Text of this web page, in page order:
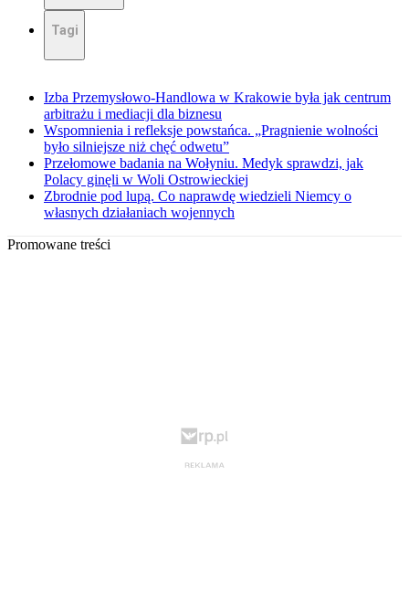
Tagi
Izba Przemysłowo-Handlowa w Krakowie była jak centrum
arbitrażu i mediacji dla biznesu
Wspomnienia i refleksje powstańca. „Pragnienie wolności
było silniejsze niż chęć odwetu”
Przełomowe badania na Wołyniu. Medyk sprawdzi, jak
Polacy ginęli w Woli Ostrowieckiej
Zbrodnie pod lupą. Co naprawdę wiedzieli Niemcy o
własnych działaniach wojennych
Promowane treści